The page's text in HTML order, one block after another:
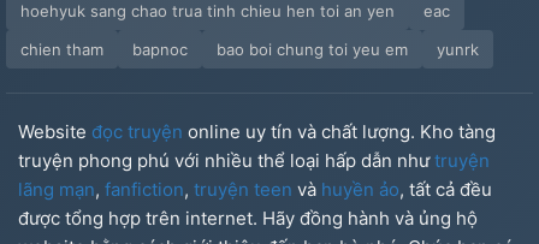
hoehyuk sang chao trua tinh chieu hen toi an yen
eac
chien tham
bapnoc bao boi chung toi yeu em yunrk
Website đọc truyện online uy tín và chất lượng. Kho tàng
truyện phong phú với nhiều thể loại hấp dẫn nhưtruyện
lãng mạn, fanfiction, truyện teen và huyền ảo, tất cả đều
được tổng hợp trên internet. Hãy đồng hành và ủng hộ